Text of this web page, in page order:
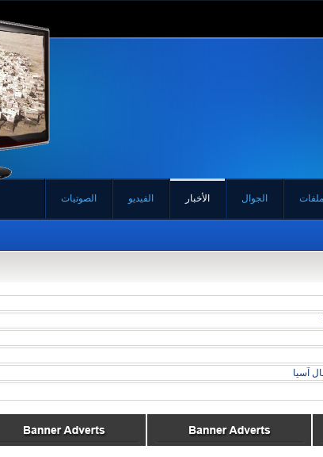
الجوال الأخبار الفيديو الصوتيات
آسيا